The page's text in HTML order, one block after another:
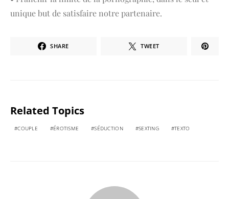
unique but de satisfaire notre partenaire.
SHARE TWEET
Related Topics
COUPLE ÉROTISME SÉDUCTION SEXTING TEXTO